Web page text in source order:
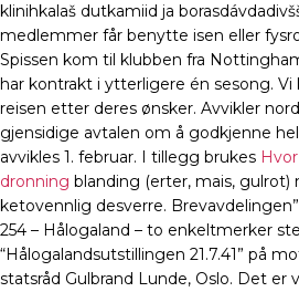
klinihkalaš dutkamiid ja
medlemmer får benytte isen eller
Spissen kom til klubben fra
har kontrakt i ytterligere én sesong. Vi
reisen etter deres ønsker. Avvikler
gjensidige avtalen om å godkjenne
avvikles 1. februar. I tillegg brukes
dronning blanding (erter, mais,
ketovennlig desverre.
254 – Hålogaland – to enkeltmerker
“Hålogalandsutstillingen 21.7.41” på
statsråd Gulbrand Lunde, Oslo. Det